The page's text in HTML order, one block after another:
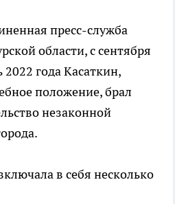
пресс-служба
области, с сентября
2022 года Касаткин,
положение, брал
незаконной
в себя несколько